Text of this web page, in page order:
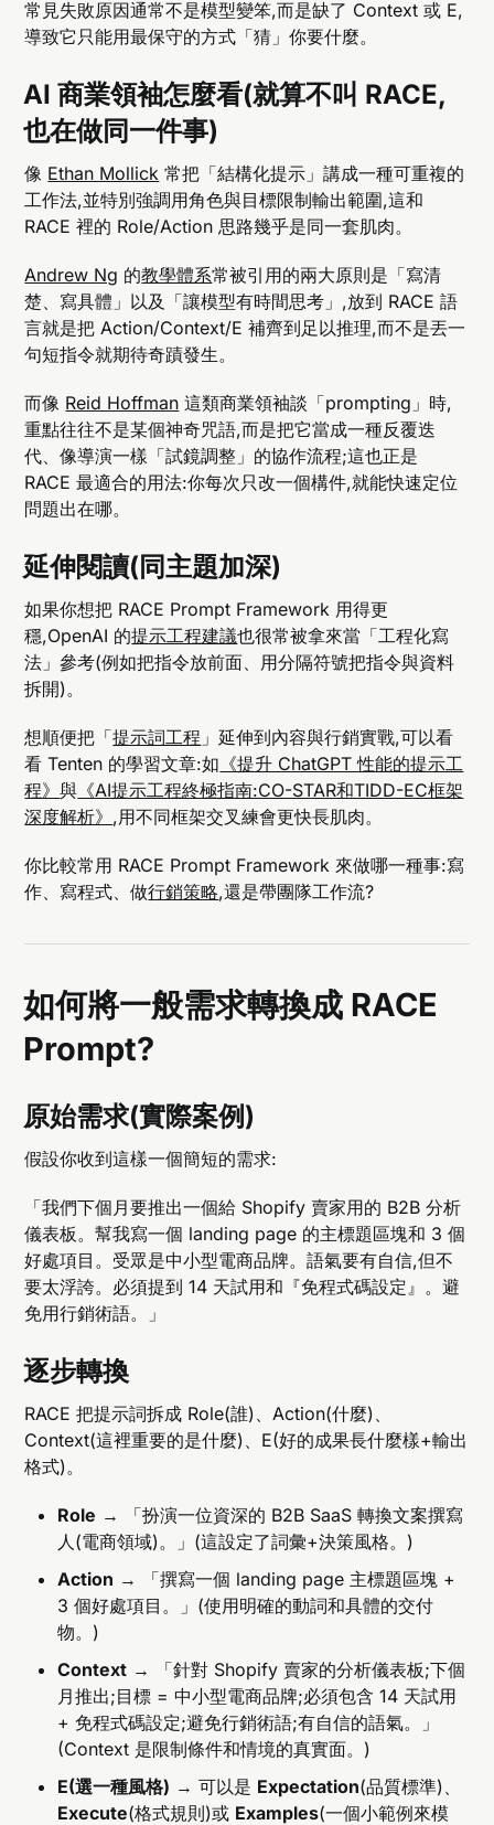
常見失敗原因通常不是模型變笨,而是缺了 Context 或 E,
導致它只能用最保守的方式「猜」你要什麼。
AI 商業領袖怎麼看(就算不叫 RACE,
也在做同一件事)
像 Ethan Mollick 常把「結構化提示」講成一種可重複的
工作法,並特別強調用角色與目標限制輸出範圍,這和
RACE 裡的 Role/Action 思路幾乎是同一套肌肉。
Andrew Ng 的教學體系常被引用的兩大原則是「寫清
楚、寫具體」以及「讓模型有時間思考」,放到 RACE 語
言就是把 Action/Context/E 補齊到足以推理,而不是丟一
句短指令就期待奇蹟發生。
而像 Reid Hoffman 這類商業領袖談「prompting」時,
重點往往不是某個神奇咒語,而是把它當成一種反覆迭
代、像導演一樣「試鏡調整」的協作流程;這也正是
RACE 最適合的用法:你每次只改一個構件,就能快速定位
問題出在哪。
延伸閱讀(同主題加深)
如果你想把 RACE Prompt Framework 用得更
穩,OpenAI 的提示工程建議也很常被拿來當「工程化寫
法」參考(例如把指令放前面、用分隔符號把指令與資料
拆開)。
想順便把「提示詞工程 」延伸到內容與行銷實戰,可以看
看 Tenten 的學習文章:如 《提升 ChatGPT 性能的提示工
程》與 《AI提示工程終極指南:CO-STAR和TIDD-EC框架
深度解析》 ,用不同框架交叉練會更快長肌肉。
你比較常用 RACE Prompt Framework 來做哪一種事:寫
作、寫程式、做行銷策略,還是帶團隊工作流?
如何將一般需求轉換成 RACE
Prompt?
原始需求(實際案例)
假設你收到這樣一個簡短的需求:
「我們下個月要推出一個給 Shopify 賣家用的 B2B 分析
儀表板。幫我寫一個 landing page 的主標題區塊和 3 個
好處項目。受眾是中小型電商品牌。語氣要有自信,但不
要太浮誇。必須提到 14 天試用和『免程式碼設定』。避
免用行銷術語。」
逐步轉換
RACE 把提示詞拆成 Role(誰)、Action(什麼)、
Context(這裡重要的是什麼)、E(好的成果長什麼樣+輸出
格式)。
Role → 「扮演一位資深的 B2B SaaS 轉換文案撰寫
人(電商領域)。」(這設定了詞彙+決策風格。)
Action → 「撰寫一個 landing page 主標題區塊 +
3 個好處項目。」(使用明確的動詞和具體的交付
物。)
Context → 「針對 Shopify 賣家的分析儀表板;下個
月推出;目標 = 中小型電商品牌;必須包含 14 天試用
+ 免程式碼設定;避免行銷術語;有自信的語氣。」
(Context 是限制條件和情境的真實面。)
E(選一種風格) → 可以是 Expectation(品質標準)、
Execute(格式規則)或 Examples(一個小範例來模